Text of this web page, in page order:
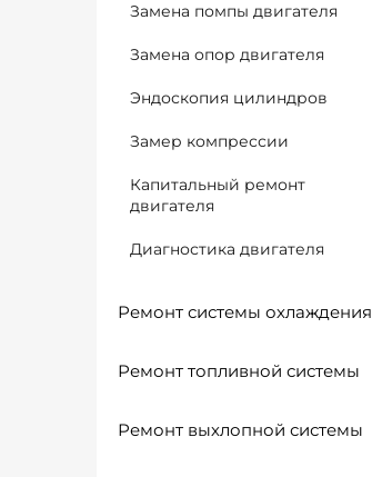
Замена помпы двигателя
Замена опор двигателя
Эндоскопия цилиндров
Замер компрессии
Капитальный ремонт
двигателя
Диагностика двигателя
Ремонт системы охлаждения
Ремонт топливной системы
Ремонт выхлопной системы